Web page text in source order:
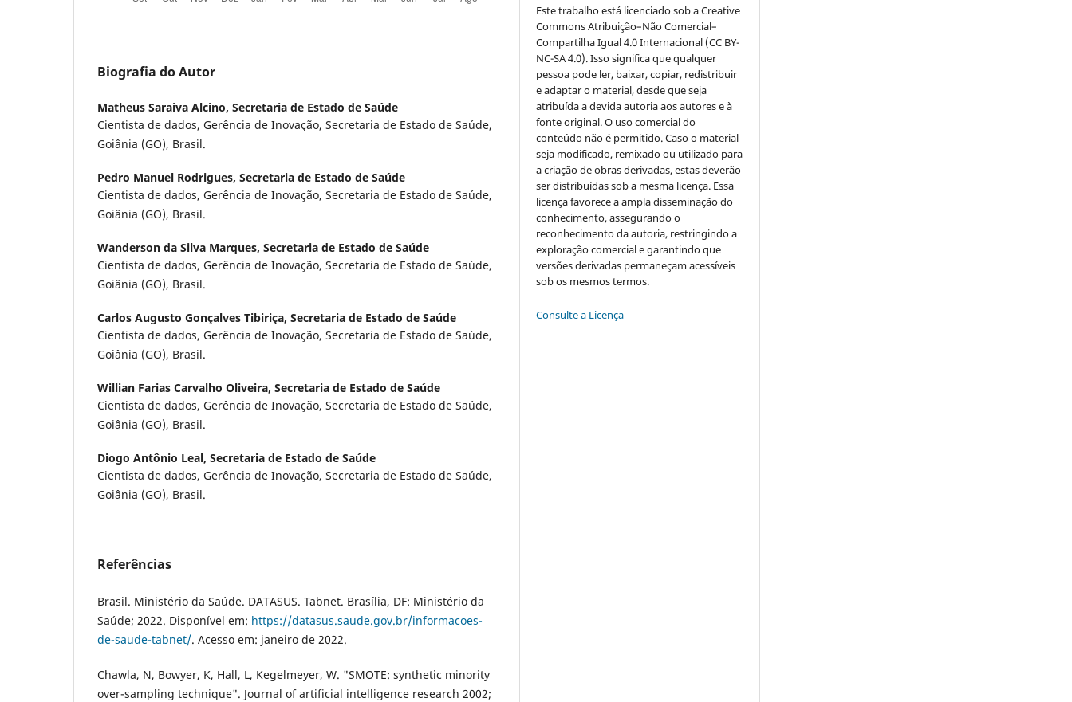
Biografia do Autor
Matheus Saraiva Alcino, Secretaria de Estado de Saúde
Cientista de dados, Gerência de Inovação, Secretaria de Estado de Saúde,
Goiânia (GO), Brasil.
Pedro Manuel Rodrigues, Secretaria de Estado de Saúde
Cientista de dados, Gerência de Inovação, Secretaria de Estado de Saúde,
Goiânia (GO), Brasil.
Wanderson da Silva Marques, Secretaria de Estado de Saúde
Cientista de dados, Gerência de Inovação, Secretaria de Estado de Saúde,
Goiânia (GO), Brasil.
Carlos Augusto Gonçalves Tibiriça, Secretaria de Estado de Saúde
Cientista de dados, Gerência de Inovação, Secretaria de Estado de Saúde,
Goiânia (GO), Brasil.
Willian Farias Carvalho Oliveira, Secretaria de Estado de Saúde
Cientista de dados, Gerência de Inovação, Secretaria de Estado de Saúde,
Goiânia (GO), Brasil.
Diogo Antônio Leal, Secretaria de Estado de Saúde
Cientista de dados, Gerência de Inovação, Secretaria de Estado de Saúde,
Goiânia (GO), Brasil.
Referências
Brasil. Ministério da Saúde. DATASUS. Tabnet. Brasília, DF: Ministério da
Saúde; 2022. Disponível em: https://datasus.saude.gov.br/informacoes-
de-saude-tabnet/. Acesso em: janeiro de 2022.
Chawla, N, Bowyer, K, Hall, L, Kegelmeyer, W. "SMOTE: synthetic minority
over-sampling technique". Journal of artificial intelligence research 2002;
Este trabalho está licenciado sob a Creative
Commons Atribuição–Não Comercial–
Compartilha Igual 4.0 Internacional (CC BY-
NC-SA 4.0). Isso significa que qualquer
pessoa pode ler, baixar, copiar, redistribuir
e adaptar o material, desde que seja
atribuída a devida autoria aos autores e à
fonte original. O uso comercial do
conteúdo não é permitido. Caso o material
seja modificado, remixado ou utilizado para
a criação de obras derivadas, estas deverão
ser distribuídas sob a mesma licença. Essa
licença favorece a ampla disseminação do
conhecimento, assegurando o
reconhecimento da autoria, restringindo a
exploração comercial e garantindo que
versões derivadas permaneçam acessíveis
sob os mesmos termos.
Consulte a Licença